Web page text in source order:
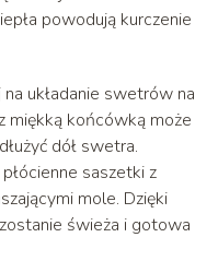
powodują kurczenie
układanie swetrów na
miękką końcówką może
dół swetra.
saszetki z
mole. Dzięki
świeża i gotowa